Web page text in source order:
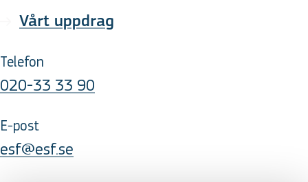
Vårt uppdrag
Telefon
020-33 33 90
E-post
esf@esf.se